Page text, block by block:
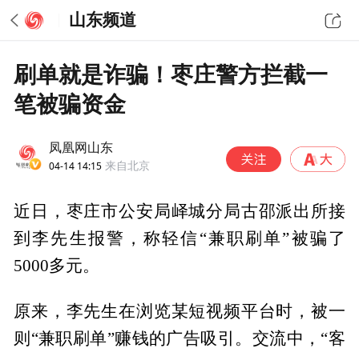
山东频道
刷单就是诈骗！枣庄警方拦截一
笔被骗资金
凤凰网山东
04-14 14:15 来自北京
近日，枣庄市公安局峄城分局古邵派出所接
到李先生报警，称轻信“兼职刷单”被骗了
5000多元。
原来，李先生在浏览某短视频平台时，被一
则“兼职刷单”赚钱的广告吸引。交流中，“客